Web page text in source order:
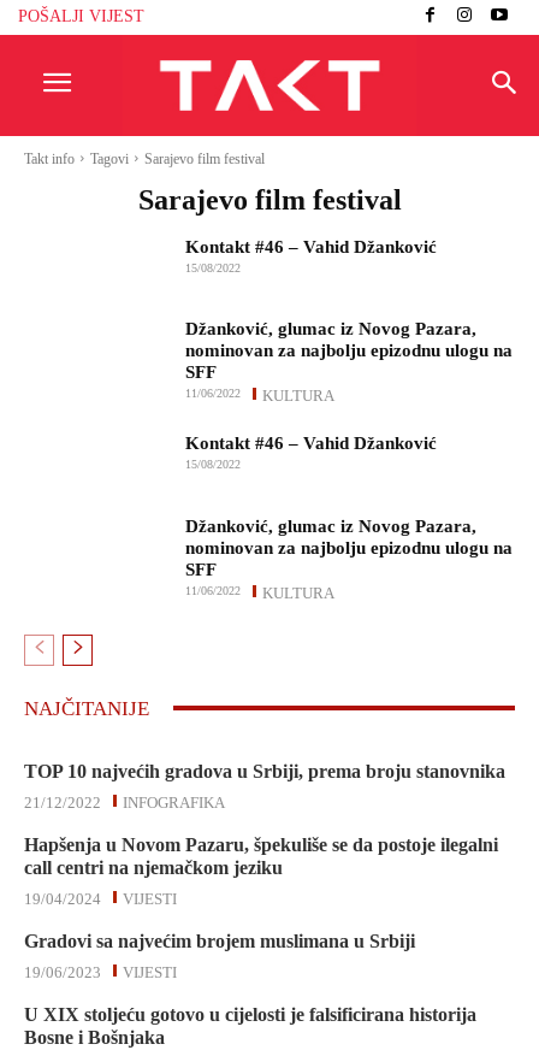
POŠALJI VIJEST
Takt info Tagovi Sarajevo film festival
Sarajevo film festival
Kontakt #46 – Vahid Džanković
15/08/2022
Džanković, glumac iz Novog Pazara,
nominovan za najbolju epizodnu ulogu na
SFF
KULTURA
11/06/2022
Kontakt #46 – Vahid Džanković
15/08/2022
Džanković, glumac iz Novog Pazara,
nominovan za najbolju epizodnu ulogu na
SFF
KULTURA
11/06/2022
NAJČITANIJE
TOP 10 najvećih gradova u Srbiji, prema broju stanovnika
INFOGRAFIKA
21/12/2022
Hapšenja u Novom Pazaru, špekuliše se da postoje ilegalni
call centri na njemačkom jeziku
VIJESTI
19/04/2024
Gradovi sa najvećim brojem muslimana u Srbiji
VIJESTI
19/06/2023
U XIX stoljeću gotovo u cijelosti je falsificirana historija
Bosne i Bošnjaka